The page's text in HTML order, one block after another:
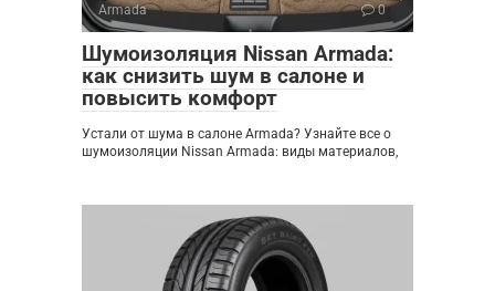
Armada 0
Шумоизоляция Nissan Armada:
как снизить шум в салоне и
повысить комфорт
Устали от шума в салоне Armada? Узнайте все о
шумоизоляции Nissan Armada: виды материалов,